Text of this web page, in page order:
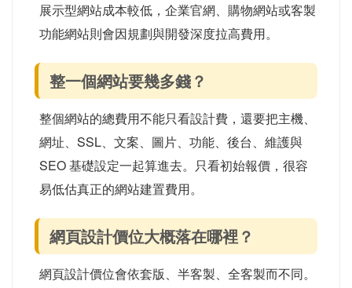
展示型網站成本較低，企業官網、購物網站或客製
功能網站則會因規劃與開發深度拉高費用。
整一個網站要幾多錢？
整個網站的總費用不能只看設計費，還要把主機、
網址、SSL、文案、圖片、功能、後台、維護與
SEO 基礎設定一起算進去。只看初始報價，很容
易低估真正的網站建置費用。
網頁設計價位大概落在哪裡？
網頁設計價位會依套版、半客製、全客製而不同。